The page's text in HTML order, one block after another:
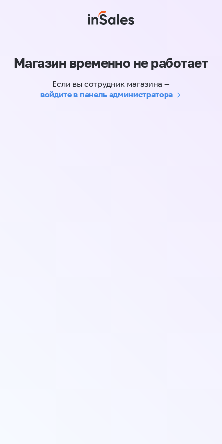
Магазин временно не работает
Если вы сотрудник магазина —
войдите в панель администратора